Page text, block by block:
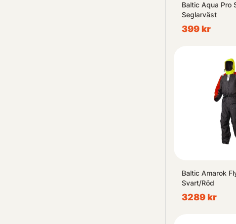
Baltic Aqua Pro
Seglarväst
399 kr
Baltic Amarok
Svart/Röd
3289 kr